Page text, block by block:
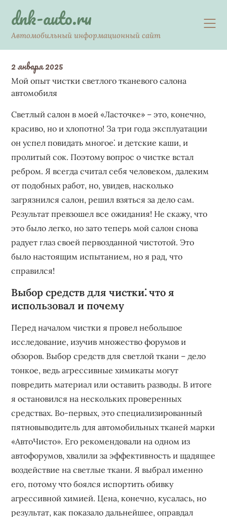
contentdnk-auto.ru
Автомобильный информационный сайт
2 января 2025
Мой опыт чистки светлого тканевого салона
автомобиля
Светлый салон в моей «Ласточке» – это‚ конечно‚
красиво‚ но и хлопотно! За три года эксплуатации
он успел повидать многое⁚ и детские каши‚ и
пролитый сок. Поэтому вопрос о чистке встал
ребром. Я всегда считал себя человеком‚ далеким
от подобных работ‚ но‚ увидев‚ насколько
загрязнился салон‚ решил взяться за дело сам.
Результат превзошел все ожидания! Не скажу‚ что
это было легко‚ но зато теперь мой салон снова
радует глаз своей первозданной чистотой. Это
было настоящим испытанием‚ но я рад‚ что
справился!
Выбор средств для чистки⁚ что я
использовал и почему
Перед началом чистки я провел небольшое
исследование‚ изучив множество форумов и
обзоров. Выбор средств для светлой ткани – дело
тонкое‚ ведь агрессивные химикаты могут
повредить материал или оставить разводы. В итоге
я остановился на нескольких проверенных
средствах. Во-первых‚ это специализированный
пятновыводитель для автомобильных тканей марки
«АвтоЧисто». Его рекомендовали на одном из
автофорумов‚ хвалили за эффективность и щадящее
воздействие на светлые ткани. Я выбрал именно
его‚ потому что боялся испортить обивку
агрессивной химией. Цена‚ конечно‚ кусалась‚ но
результат‚ как показало дальнейшее‚ оправдал